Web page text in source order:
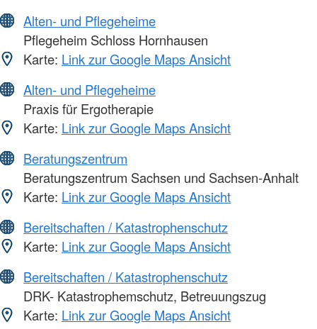
Alten- und Pflegeheime
Pflegeheim Schloss Hornhausen
Karte: Link zur Google Maps Ansicht
Alten- und Pflegeheime
Praxis für Ergotherapie
Karte: Link zur Google Maps Ansicht
Beratungszentrum
Beratungszentrum Sachsen und Sachsen-Anhalt
Karte: Link zur Google Maps Ansicht
Bereitschaften / Katastrophenschutz
Karte: Link zur Google Maps Ansicht
Bereitschaften / Katastrophenschutz
DRK- Katastrophemschutz, Betreuungszug
Karte: Link zur Google Maps Ansicht